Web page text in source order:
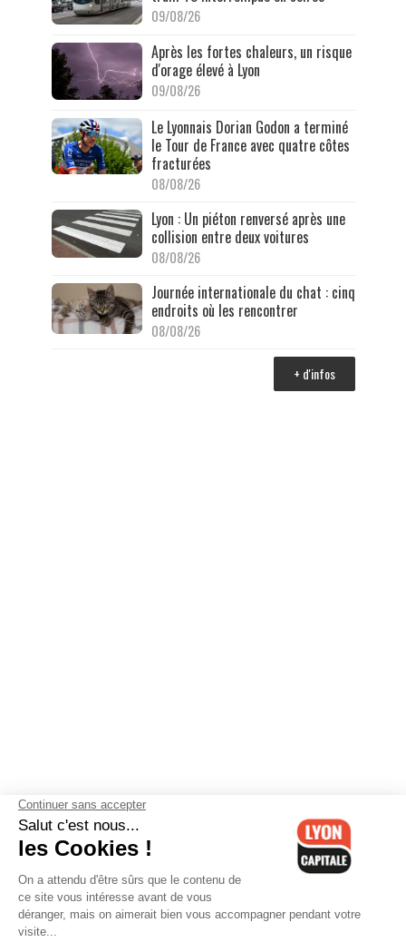
09/08/26
Après les fortes chaleurs, un risque
d'orage élevé à Lyon
09/08/26
Le Lyonnais Dorian Godon a terminé
le Tour de France avec quatre côtes
fracturées
08/08/26
Lyon : Un piéton renversé après une
collision entre deux voitures
08/08/26
Journée internationale du chat : cinq
endroits où les rencontrer
08/08/26
+ d'infos